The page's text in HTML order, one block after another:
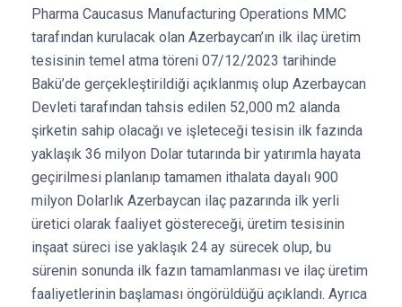
Pharma Caucasus Manufacturing Operations MMC
tarafından kurulacak olan Azerbaycan’ın ilk ilaç üretim
tesisinin temel atma töreni 07/12/2023 tarihinde
Bakü’de gerçekleştirildiği açıklanmış olup Azerbaycan
Devleti tarafından tahsis edilen 52,000 m2 alanda
şirketin sahip olacağı ve işleteceği tesisin ilk fazında
yaklaşık 36 milyon Dolar tutarında bir yatırımla hayata
geçirilmesi planlanıp tamamen ithalata dayalı 900
milyon Dolarlık Azerbaycan ilaç pazarında ilk yerli
üretici olarak faaliyet göstereceği, üretim tesisinin
inşaat süreci ise yaklaşık 24 ay sürecek olup, bu
sürenin sonunda ilk fazın tamamlanması ve ilaç üretim
faaliyetlerinin başlaması öngörüldüğü açıklandı. Ayrıca